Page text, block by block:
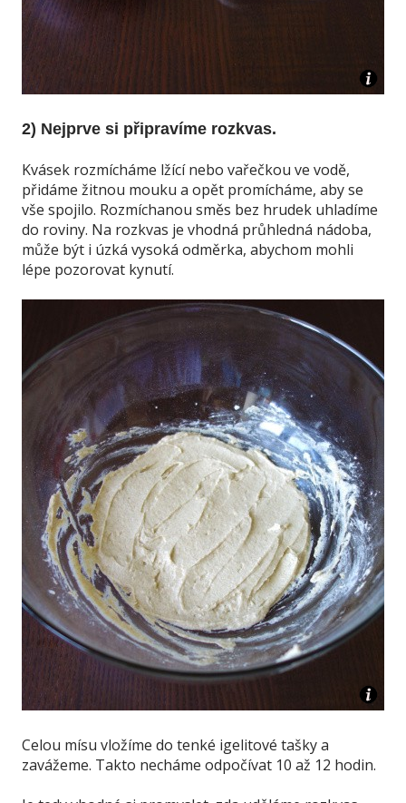
2) Nejprve si připravíme rozkvas.
Kvásek rozmícháme lžící nebo vařečkou ve vodě,
přidáme žitnou mouku a opět promícháme, aby se
vše spojilo. Rozmíchanou směs bez hrudek uhladíme
do roviny. Na rozkvas je vhodná průhledná nádoba,
může být i úzká vysoká odměrka, abychom mohli
lépe pozorovat kynutí.
Celou mísu vložíme do tenké igelitové tašky a
zavážeme. Takto necháme odpočívat 10 až 12 hodin.